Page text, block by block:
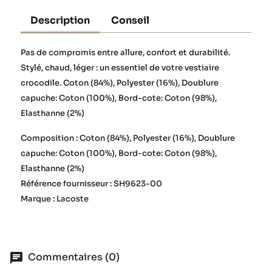
Description Conseil
Pas de compromis entre allure, confort et durabilité.
Stylé, chaud, léger : un essentiel de votre vestiaire
crocodile. Coton (84%), Polyester (16%), Doublure
capuche: Coton (100%), Bord-cote: Coton (98%),
Elasthanne (2%)
Composition : Coton (84%), Polyester (16%), Doublure
capuche: Coton (100%), Bord-cote: Coton (98%),
Elasthanne (2%)
Référence fournisseur : SH9623-00
Marque : Lacoste
Commentaires (0)